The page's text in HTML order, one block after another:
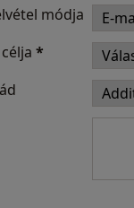
módja
*